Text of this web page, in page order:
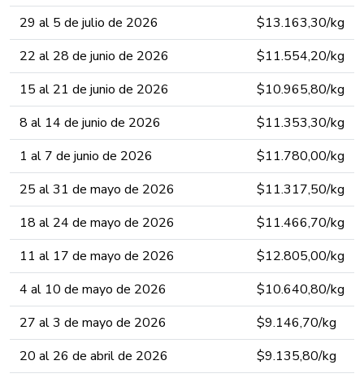
29 al 5 de julio de 202​6​​​​​​​
$13.163,30​​​/kg​​
22 al 28 de junio de 202​6​​​​​​​
$11.554,20​​​/kg​​
15 al 21 de junio de 202​6​​​​​​​
$10.965,80​​​/kg​​
8 al 14 de junio de 202​6​​​​​​​
$11.353,30​​​/kg​​
1 al 7 de junio de 202​6​​​​​​​
$11.780,00​​​/kg​​
25 al 31 de mayo de 202​6​​​​​​​
$11.317,50​​​/kg​​
18 al 24 de mayo de 202​6​​​​​​​
$11.466,70​​​/kg​​
11 al 17 de mayo de 202​6​​​​​​​
$12.805,00​​​/kg​​
4 al 10 de mayo de 202​6​​​​​​​
$10.640,80​​​/kg​​
27 al 3 de mayo de 202​6​​​​​​​
$9.146,70​​​/kg​​
20 al 26 de abril de 202​6​​​​​​​
$9.135,80​​​/kg​​